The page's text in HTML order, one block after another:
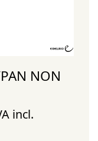
NON
incl.